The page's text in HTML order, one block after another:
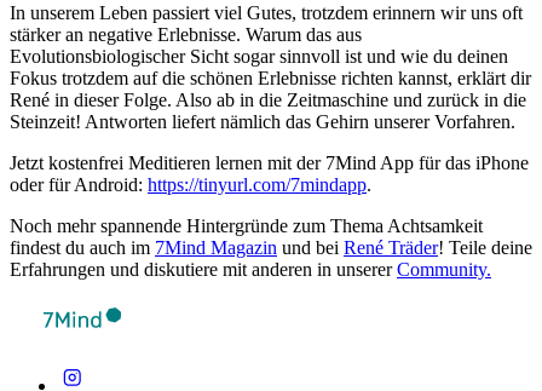
In unserem Leben passiert viel Gutes, trotzdem erinnern wir uns oft
stärker an negative Erlebnisse. Warum das aus
Evolutionsbiologischer Sicht sogar sinnvoll ist und wie du deinen
Fokus trotzdem auf die schönen Erlebnisse richten kannst, erklärt dir
René in dieser Folge. Also ab in die Zeitmaschine und zurück in die
Steinzeit! Antworten liefert nämlich das Gehirn unserer Vorfahren.
Jetzt kostenfrei Meditieren lernen mit der 7Mind App für das iPhone
oder für Android: https://tinyurl.com/7mindapp.
Noch mehr spannende Hintergründe zum Thema Achtsamkeit
findest du auch im 7Mind Magazin und bei René Träder! Teile deine
Erfahrungen und diskutiere mit anderen in unsererCommunity.